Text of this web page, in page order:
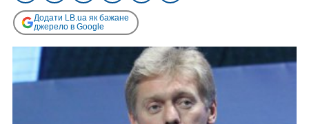
Додати LB.ua як бажане
джерело в Google